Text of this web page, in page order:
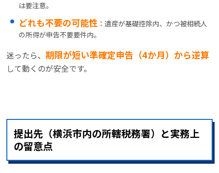
は要注意。
どれも不要の可能性 ：遺産が基礎控除内、かつ被相続人
の所得が申告不要要件内。
迷ったら、期限が短い準確定申告（4か月）から逆算
して動くのが安全です。
提出先（横浜市内の所轄税務署）と実務上
の留意点